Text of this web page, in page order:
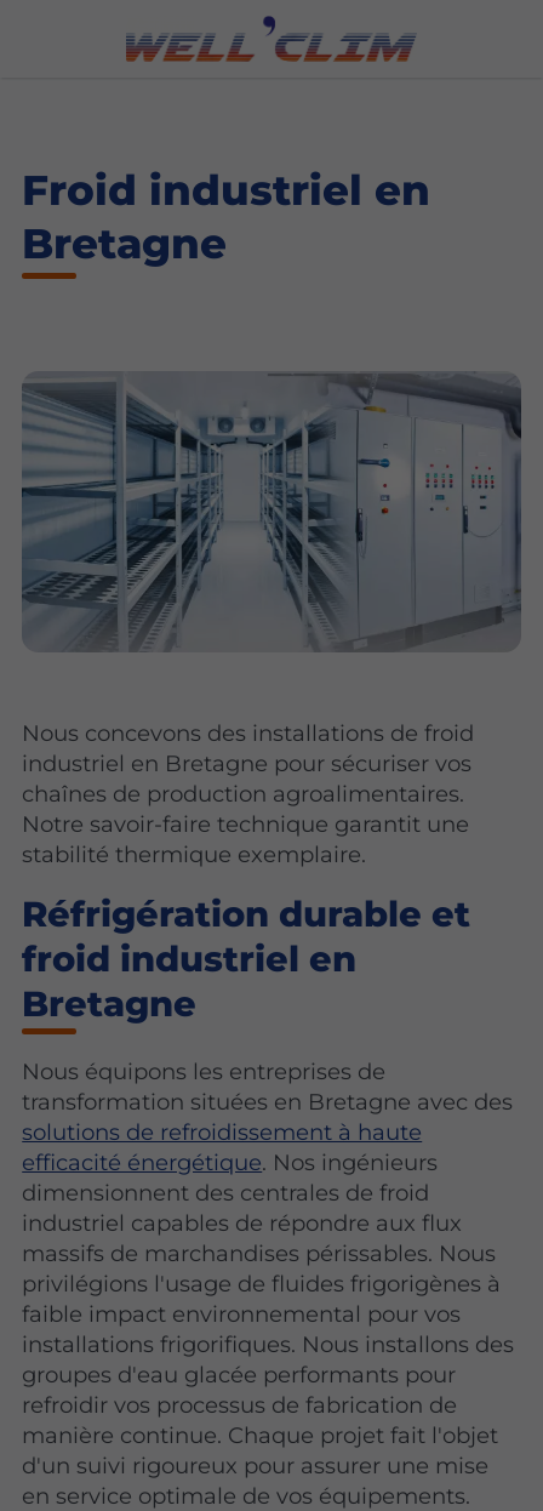
Froid industriel en
Bretagne
Nous concevons des installations de froid
industriel en Bretagne pour sécuriser vos
chaînes de production agroalimentaires.
Notre savoir-faire technique garantit une
stabilité thermique exemplaire.
Réfrigération durable et
froid industriel en
Bretagne
Nous équipons les entreprises de
transformation situées en Bretagne avec des
solutions de refroidissement à haute
efficacité énergétique. Nos ingénieurs
dimensionnent des centrales de froid
industriel capables de répondre aux flux
massifs de marchandises périssables. Nous
privilégions l'usage de fluides frigorigènes à
faible impact environnemental pour vos
installations frigorifiques. Nous installons des
groupes d'eau glacée performants pour
refroidir vos processus de fabrication de
manière continue. Chaque projet fait l'objet
d'un suivi rigoureux pour assurer une mise
en service optimale de vos équipements.